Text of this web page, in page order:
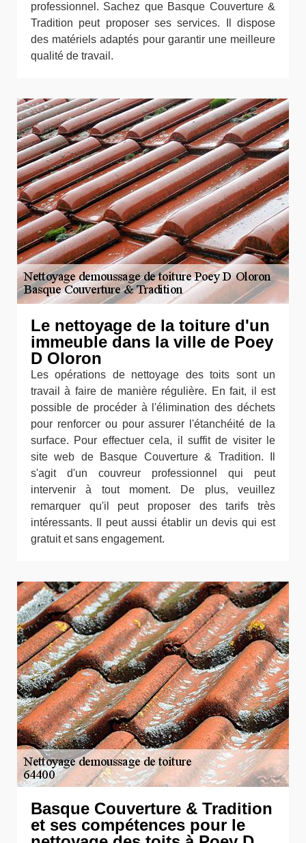
professionnel. Sachez que Basque Couverture &
Tradition peut proposer ses services. Il dispose
des matériels adaptés pour garantir une meilleure
qualité de travail.
Le nettoyage de la toiture d'un
immeuble dans la ville de Poey
D Oloron
Les opérations de nettoyage des toits sont un
travail à faire de manière régulière. En fait, il est
possible de procéder à l'élimination des déchets
pour renforcer ou pour assurer l'étanchéité de la
surface. Pour effectuer cela, il suffit de visiter le
site web de Basque Couverture & Tradition. Il
s'agit d'un couvreur professionnel qui peut
intervenir à tout moment. De plus, veuillez
remarquer qu'il peut proposer des tarifs très
intéressants. Il peut aussi établir un devis qui est
gratuit et sans engagement.
Basque Couverture & Tradition
et ses compétences pour le